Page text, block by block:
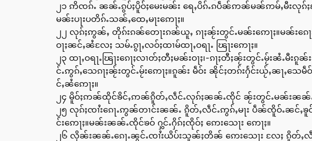
၂၁ ဢိၸၵ်ႉ ၼၼ်ႉၵွပ်ႈပိူဝ်ႈမေးမၼ်း ရေႇပိၵ်ႉၵပဵၼ်ဢၼ်မၼ်ဢမ်ႇမီးလုၵ်ႈလ
မၼ်းပႃးပတိၵ်ႉသၼ်ႇထေႇမႃးဢေႃႈ။
၂၂ လုၵ်ႈဢွၼ်ႇ တိုၵ်းၵၼ်တေႃးၵၼ်ယူႇ ၵႃႈၼႂ်းတွင်ႉမၼ်းဢေႃႈ။မၼ်းၵ
ဝႃႈၼင်ႇၼႆလႄႈ သမ်ႉၵွႃႇလဝ်ႈထၢမ်ထႃႇဝရႃႉ ၽြႃးဢေႃႈ။
၂၃ ထႃႇဝရႃႉၽြႃးၵေႃႈလၢတ်ႈတီႈမၼ်းဝႃႈ၊-ၵႃႈတီႈၼႂ်းတွင်ႉမႂ်းၼႆ
င်ႉဢွၵ်ႇသေၵႃႈၼႂ်းတွင်ႉမႂ်းဢေႃႈ။ၵူၼ်း မဵဝ်း ၼိုင်ႈတၵ်းႁႅင်းယႂ်ႇၼႃႇသေမဵ
င်ႇၼႆဢေႃႈ။
၂၄ မိူဝ်ႈဢၼ်ထိုင်ၶိင်ႇဢၼ်ၵိူတ်ႇလဵင်ႉလုၵ်ႈၼၼ်ႉၸိုင် ၼႂ်းတွင်ႉမၼ်းၼၼ်
၂၅ လုၵ်ႈၸၢႆးၵေႃႉဢွၼ်တၢင်းၼၼ်ႉ ၵိူတ်ႇလဵင်ႉဢွၵ်ႇမႃး ပဵၼ်ၸိူဝ်ႉၼ
င်းဢေႃႈ။မၼ်းၼၼ်ႉၸိုင်ၶဝ် ႁွင်ႉႁိၵ်ႈၸိုဝ်ႈ ဢေးသေႃး ဢေႃႈ။
၂၆ လိုၼ်းၼၼ်ႉၵေႃႉၼွင်ႉၸၢႆးယိပ်းသူၼ်ႈတိၼ် ဢေးသေႃး လႄႈ ၵိူတ်ႇလဵ